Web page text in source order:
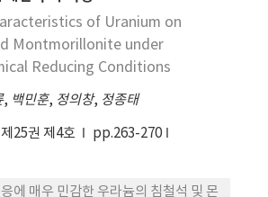
of Uranium on
Montmorillonite under
Reducing Conditions
, 백민훈, 정의창, 정종태
제25권 제4호
pp.263-270
에 매우 민감한 우라늄의 침철석 및 몬